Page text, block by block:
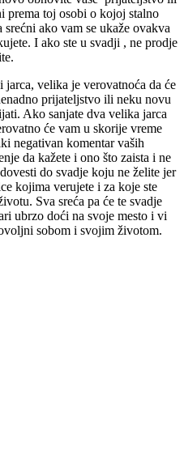
prema toj osobi o kojoj stalno
ako vam se ukaže ovakva
I ako ste u svadji , ne prodje
jarca, velika je verovatnoća da će
prijateljstvo ili neku novu
Ako sanjate dva velika jarca
će vam u skorije vreme
negativan komentar vaših
da kažete i ono što zaista i ne
do svadje koju ne želite jer
kojima verujete i za koje ste
Sva sreća pa će te svadje
ubrzo doći na svoje mesto i vi
sobom i svojim životom.